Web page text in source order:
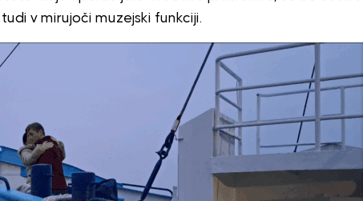
v mirujoči muzejski funkciji.